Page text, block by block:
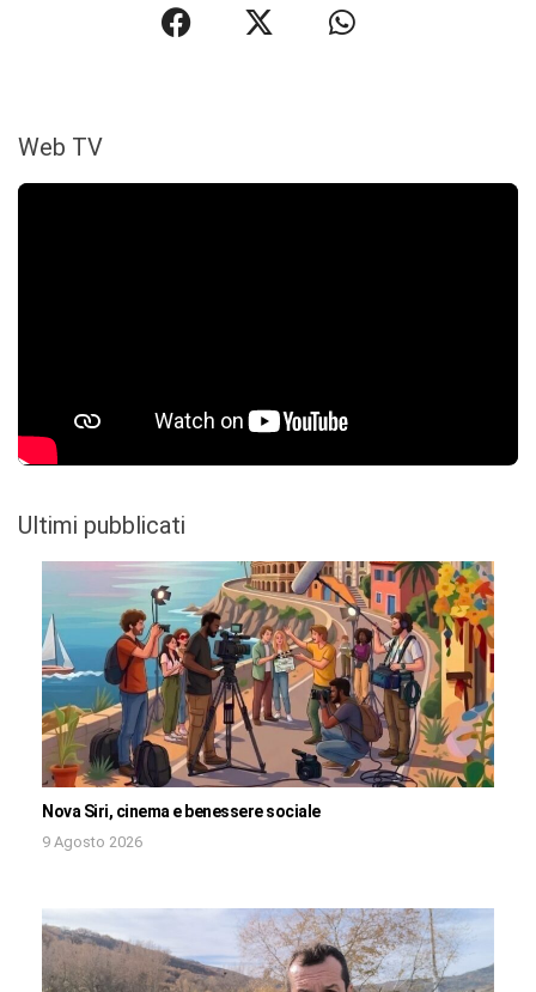
Web TV
Ultimi pubblicati
Nova Siri, cinema e benessere sociale
9 Agosto 2026